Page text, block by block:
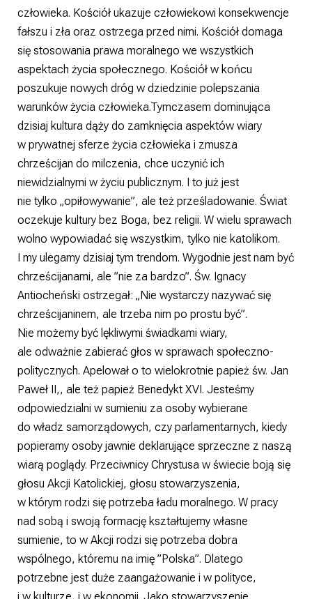
człowieka. Kościół ukazuje człowiekowi konsekwencje
fałszu i zła oraz ostrzega przed nimi. Kościół domaga
się stosowania prawa moralnego we wszystkich
aspektach życia społecznego. Kościół w końcu
poszukuje nowych dróg w dziedzinie polepszania
warunków życia człowieka.Tymczasem dominująca
dzisiaj kultura dąży do zamknięcia aspektów wiary
w prywatnej sferze życia człowieka i zmusza
chrześcijan do milczenia, chce uczynić ich
niewidzialnymi w życiu publicznym. I to już jest
nie tylko „opiłowywanie”, ale też prześladowanie. Świat
oczekuje kultury bez Boga, bez religii. W wielu sprawach
wolno wypowiadać się wszystkim, tylko nie katolikom.
I my ulegamy dzisiaj tym trendom. Wygodnie jest nam być
chrześcijanami, ale ”nie za bardzo”. Św. Ignacy
Antiocheński ostrzegał: „Nie wystarczy nazywać się
chrześcijaninem, ale trzeba nim po prostu być”.
Nie możemy być lękliwymi świadkami wiary,
ale odważnie zabierać głos w sprawach społeczno-
politycznych. Apelował o to wielokrotnie papież św. Jan
Paweł II,, ale też papież Benedykt XVI. Jesteśmy
odpowiedzialni w sumieniu za osoby wybierane
do władz samorządowych, czy parlamentarnych, kiedy
popieramy osoby jawnie deklarujące sprzeczne z naszą
wiarą poglądy. Przeciwnicy Chrystusa w świecie boją się
głosu Akcji Katolickiej, głosu stowarzyszenia,
w którym rodzi się potrzeba ładu moralnego. W pracy
nad sobą i swoją formację kształtujemy własne
sumienie, to w Akcji rodzi się potrzeba dobra
wspólnego, któremu na imię ”Polska”. Dlatego
potrzebne jest duże zaangażowanie i w polityce,
i w kulturze, i w ekonomii. Jako stowarzyszenie